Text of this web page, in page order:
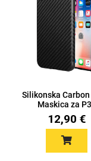
Silikonska
Maskica za
12,90 €